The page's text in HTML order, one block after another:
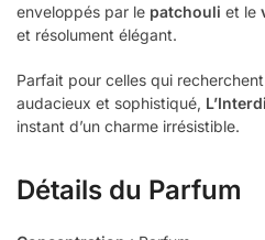
enveloppés par le patchouli et le
et résolument élégant.
Parfait pour celles qui
audacieux et sophistiqué,
instant d’un charme irrésistible.
Détails du Parfum